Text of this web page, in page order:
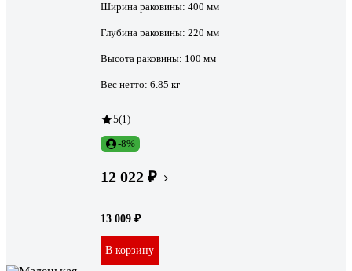
Ширина раковины: 400 мм
Глубина раковины: 220 мм
Высота раковины: 100 мм
Вес нетто: 6.85 кг
5(1)
-8%
12 022 ₽
13 009 ₽
В корзину